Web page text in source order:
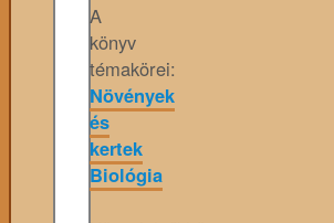
A
könyv
témakörei:
Növények
és
kertek
Biológia